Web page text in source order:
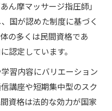
ん摩マッサージ指圧師」
国が認めた制度に基づく
の多くは民間資格であ
認定しています。
習内容にバリエーション
講座や短期集中型のスク
資格は法的な効力が国家